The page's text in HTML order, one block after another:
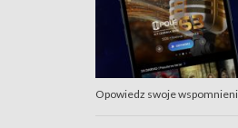
Opowiedz swoje